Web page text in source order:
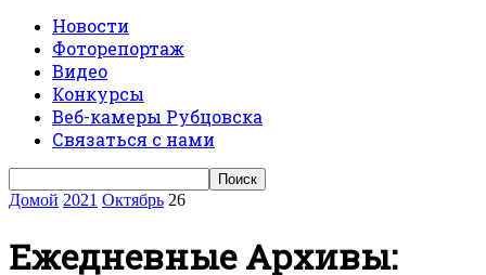
Новости
Фоторепортаж
Видео
Конкурсы
Веб-камеры Рубцовска
Связаться с нами
Домой 2021 Октябрь 26
Ежедневные Архивы: